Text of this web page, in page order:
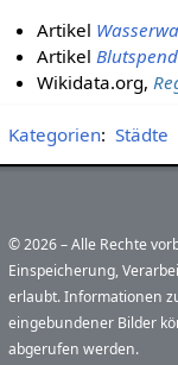
Artikel
Artikel
Wikidata.org,
Kategorien: Städte
© 2026 – Alle Rechte
Einspeicherung,
erlaubt. Informationen
eingebundener Bilder
abgerufen werden.